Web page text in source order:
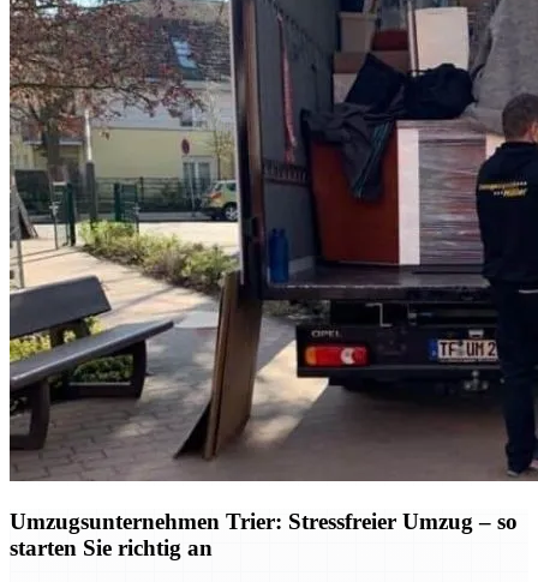
Umzugsunternehmen Trier: Stressfreier Umzug – so
starten Sie richtig an